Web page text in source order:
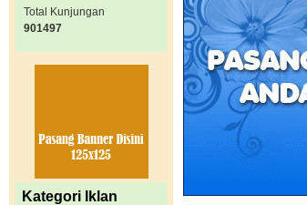
Total Kunjungan
901497
Kategori Iklan